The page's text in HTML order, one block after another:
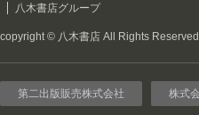
八木書店グループ
copyright © 八木書店 All Rights
第二出版販売株式会社 株式